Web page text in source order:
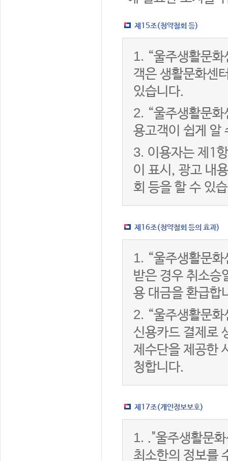
제15조(청약철회 등)
1. “울주생활문
객은 생활문화센
있습니다.
2. “울주생활문
용고객이 쉽게 알
3. 이용자는 제1
이 표시, 광고 내
회 등을 할 수 있
제16조(청약철회 등의 효과)
1. “울주생활문
받은 경우 취소승
용 대금을 환급합
2. “울주생활문
신용카드 결제로
제수단을 제공한
청합니다.
제17조(개인정보보호)
1. ."울주생활문
최소한의 정보를